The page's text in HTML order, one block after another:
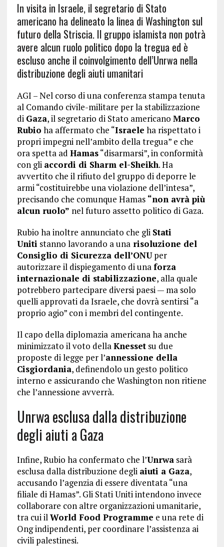
In visita in Israele, il segretario di Stato
americano ha delineato la linea di Washington sul
futuro della Striscia. Il gruppo islamista non potrà
avere alcun ruolo politico dopo la tregua ed è
escluso anche il coinvolgimento dell’Unrwa nella
distribuzione degli aiuti umanitari
AGI – Nel corso di una conferenza stampa tenuta
al Comando civile-militare per la stabilizzazione
di Gaza, il segretario di Stato americano Marco
Rubio ha affermato che “Israele ha rispettato i
propri impegni nell’ambito della tregua” e che
ora spetta ad Hamas“disarmarsi”, in conformità
con gli accordi di Sharm el-Sheikh. Ha
avvertito che il rifiuto del gruppo di deporre le
armi “costituirebbe una violazione dell’intesa”,
precisando che comunque Hamas“non avrà più
alcun ruolo” nel futuro assetto politico di Gaza.
Rubio ha inoltre annunciato che gli Stati
Uniti stanno lavorando a unarisoluzione del
Consiglio di Sicurezza dell’ONUper
autorizzare il dispiegamento di unaforza
internazionale di stabilizzazione, alla quale
potrebbero partecipare diversi paesi — ma solo
quelli approvati da Israele, che dovrà sentirsi “a
proprio agio” con i membri del contingente.
Il capo della diplomazia americana ha anche
minimizzato il voto dellaKnessetsu due
proposte di legge per l’annessione della
Cisgiordania, definendolo un gesto politico
interno e assicurando che Washington non ritiene
che l’annessione avverrà.
Unrwa esclusa dalla distribuzione
degli aiuti a Gaza
Infine, Rubio ha confermato che l’Unrwasarà
esclusa dalla distribuzione degli aiuti a Gaza,
accusando l’agenzia di essere diventata “una
filiale di Hamas”. Gli Stati Uniti intendono invece
collaborare con altre organizzazioni umanitarie,
tra cui ilWorld Food Programme e una rete di
Ong indipendenti, per coordinare l’assistenza ai
civili palestinesi.